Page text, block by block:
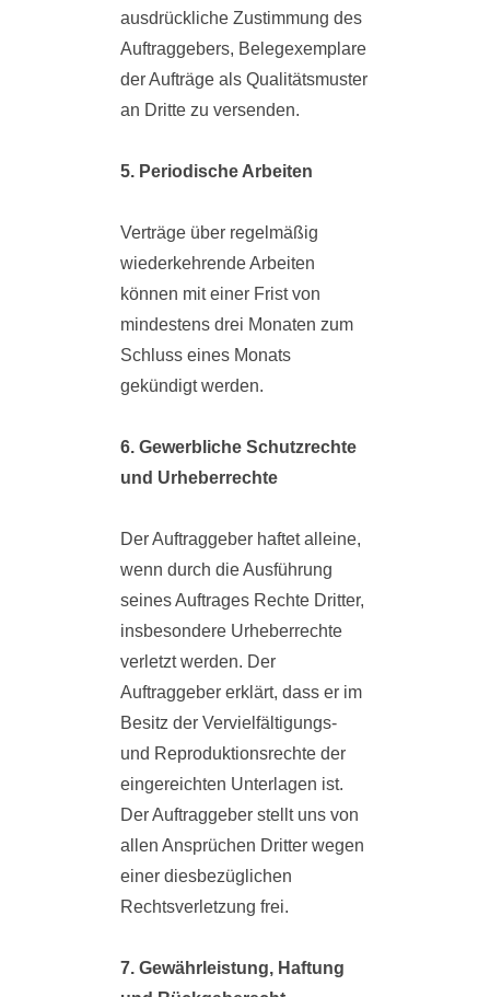
ausdrückliche Zustimmung des
Auftraggebers, Belegexemplare
der Aufträge als Qualitätsmuster
an Dritte zu versenden.
5. Periodische Arbeiten
Verträge über regelmäßig
wiederkehrende Arbeiten
können mit einer Frist von
mindestens drei Monaten zum
Schluss eines Monats
gekündigt werden.
6. Gewerbliche Schutzrechte
und Urheberrechte
Der Auftraggeber haftet alleine,
wenn durch die Ausführung
seines Auftrages Rechte Dritter,
insbesondere Urheberrechte
verletzt werden. Der
Auftraggeber erklärt, dass er im
Besitz der Vervielfältigungs-
und Reproduktionsrechte der
eingereichten Unterlagen ist.
Der Auftraggeber stellt uns von
allen Ansprüchen Dritter wegen
einer diesbezüglichen
Rechtsverletzung frei.
7. Gewährleistung, Haftung